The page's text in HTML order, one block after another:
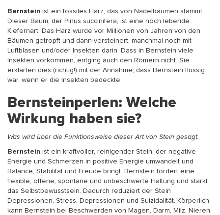
Bernstein ist ein fossiles Harz, das von Nadelbäumen stammt.
Dieser Baum, der Pinus succinifera, ist eine noch lebende
Kiefernart. Das Harz wurde vor Millionen von Jahren von den
Bäumen getropft und dann versteinert, manchmal noch mit
Luftblasen und/oder Insekten darin. Dass in Bernstein viele
Insekten vorkommen, entging auch den Römern nicht. Sie
erklärten dies (richtig!) mit der Annahme, dass Bernstein flüssig
war, wenn er die Insekten bedeckte.
Bernsteinperlen: Welche
Wirkung haben sie?
Was wird über die Funktionsweise dieser Art von Stein gesagt.
Bernstein ist ein kraftvoller, reinigender Stein, der negative
Energie und Schmerzen in positive Energie umwandelt und
Balance, Stabilität und Freude bringt. Bernstein fördert eine
flexible, offene, spontane und unbeschwerte Haltung und stärkt
das Selbstbewusstsein. Dadurch reduziert der Stein
Depressionen, Stress, Depressionen und Suizidalität. Körperlich
kann Bernstein bei Beschwerden von Magen, Darm, Milz, Nieren,